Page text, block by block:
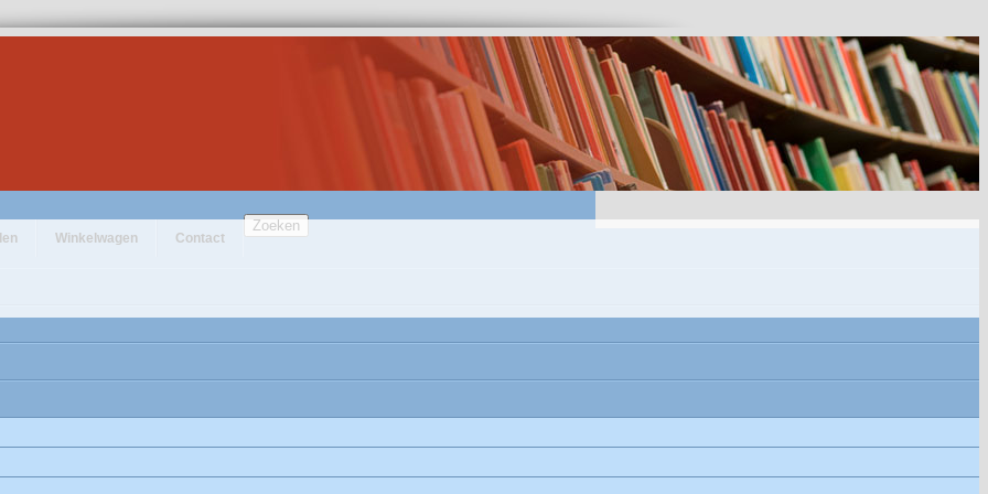
Winkelwagen Contact
Zoeken